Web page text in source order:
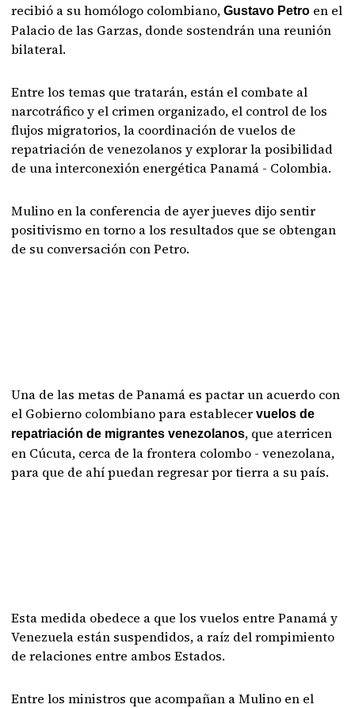
recibió a su homólogo colombiano,Gustavo Petro en el
Palacio de las Garzas, donde sostendrán una reunión
bilateral.
Entre los temas que tratarán, están el combate al
narcotráfico y el crimen organizado, el control de los
flujos migratorios, la coordinación de vuelos de
repatriación de venezolanos y explorar la posibilidad
de una interconexión energética Panamá - Colombia.
Mulino en la conferencia de ayer jueves dijo sentir
positivismo en torno a los resultados que se obtengan
de su conversación con Petro.
Una de las metas de Panamá es pactar un acuerdo con
el Gobierno colombiano para establecervuelos de
repatriación de migrantes venezolanos, que aterricen
en Cúcuta, cerca de la frontera colombo - venezolana,
para que de ahí puedan regresar por tierra a su país.
Esta medida obedece a que los vuelos entre Panamá y
Venezuela están suspendidos, a raíz del rompimiento
de relaciones entre ambos Estados.
Entre los ministros que acompañan a Mulino en el